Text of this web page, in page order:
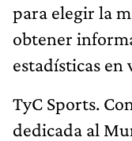
para elegir la
obtener
estadísticas en
TyC Sports.
dedicada al